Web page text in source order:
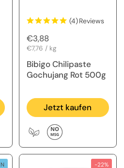
(4)Reviews
Regulärer Preis
€3,88
Stückpreis
€7,76 / kg
Bibigo Chilipaste
Gochujang Rot 500g
Jetzt kaufen
-22%